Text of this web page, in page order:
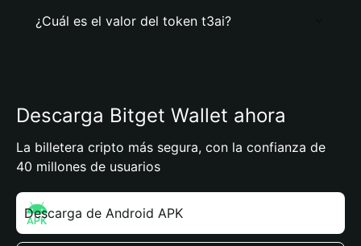
¿Cuál es el valor del token t3ai?
Descarga Bitget Wallet ahora
La billetera cripto más segura, con la confianza de
40 millones de usuarios
Descarga de Android APK